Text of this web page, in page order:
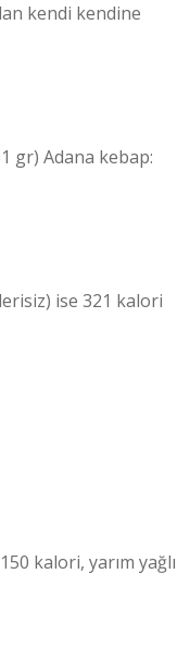
kendi kendine
gr) Adana kebap:
ise 321 kalori
kalori, yarım yağlı